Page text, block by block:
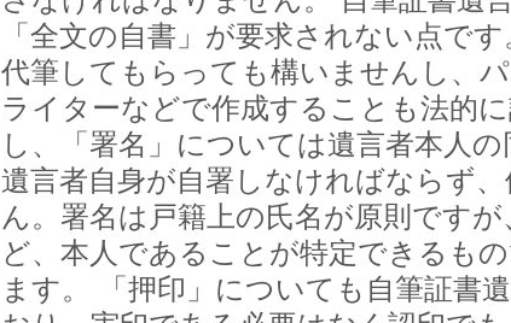
「全文の自書」が要求されない点で
代筆してもらっても構いませんし、
ライターなどで作成することも法的
し、「署名」については遺言者本人
遺言者自身が自署しなければならず
ん。署名は戸籍上の氏名が原則です
ど、本人であることが特定できるも
ます。 「押印」についても自筆証書